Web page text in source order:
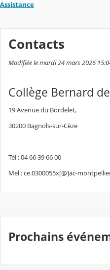
Assistance
Contacts
Modifiée le mardi 24 mars 2026
Collège Bernard
19 Avenue du Bordelet,
30200 Bagnols-sur-Cèze
Tél : 04 66 39 66 00
Mel : ce.0300055x[@]ac-
Prochains